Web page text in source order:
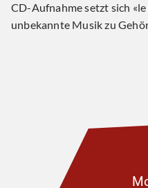
CD-Aufnahme setzt sich
unbekannte Musik zu